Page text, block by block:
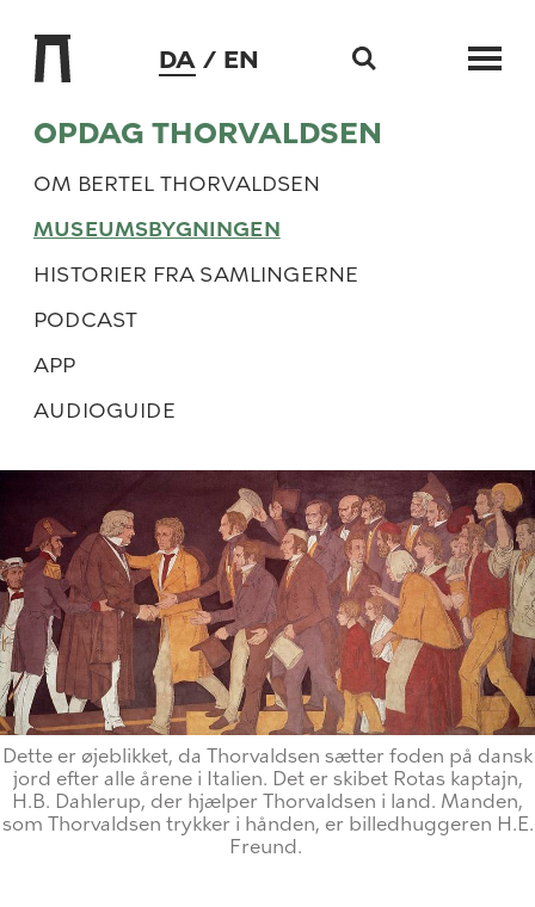
Gå til hovedindhold
DA EN
OPDAG THORVALDSEN
OM BERTEL THORVALDSEN
MUSEUMSBYGNINGEN
HISTORIER FRA SAMLINGERNE
PODCAST
APP
AUDIOGUIDE
Dette er øjeblikket, da Thorvaldsen sætter foden på dansk
jord efter alle årene i Italien. Det er skibet Rotas kaptajn,
H.B. Dahlerup, der hjælper Thorvaldsen i land. Manden,
som Thorvaldsen trykker i hånden, er billedhuggeren H.E.
Freund.